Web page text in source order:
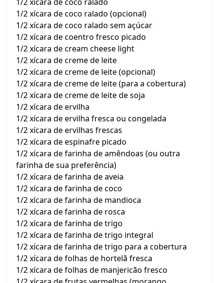
1/2 xícara de coco ralado (opcional)
1/2 xícara de coco ralado sem açúcar
1/2 xícara de coentro fresco picado
1/2 xícara de cream cheese light
1/2 xícara de creme de leite
1/2 xícara de creme de leite (opcional)
1/2 xícara de creme de leite (para a cobertura)
1/2 xícara de creme de leite de soja
1/2 xícara de ervilha
1/2 xícara de ervilha fresca ou congelada
1/2 xícara de ervilhas frescas
1/2 xícara de espinafre picado
1/2 xícara de farinha de amêndoas (ou outra
farinha de sua preferência)
1/2 xícara de farinha de aveia
1/2 xícara de farinha de coco
1/2 xícara de farinha de mandioca
1/2 xícara de farinha de rosca
1/2 xícara de farinha de trigo
1/2 xícara de farinha de trigo integral
1/2 xícara de farinha de trigo para a cobertura
1/2 xícara de folhas de hortelã fresca
1/2 xícara de folhas de manjericão fresco